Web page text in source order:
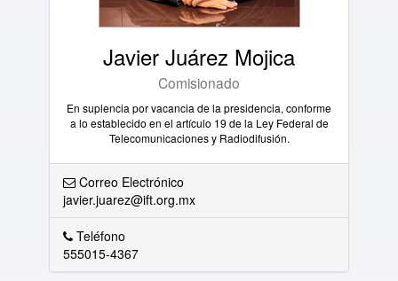
Javier Juárez Mojica
Comisionado
En suplencia por vacancia de la presidencia, conforme
a lo establecido en el artículo 19 de la Ley Federal de
Telecomunicaciones y Radiodifusión.
Correo Electrónico
javier.juarez@ift.org.mx
Teléfono
555015-4367